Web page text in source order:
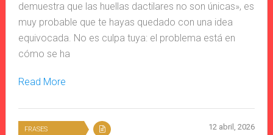
demuestra que las huellas dactilares no son únicas», es
muy probable que te hayas quedado con una idea
equivocada. No es culpa tuya: el problema está en
cómo se ha
Read More
FRASES 12 abril, 2026